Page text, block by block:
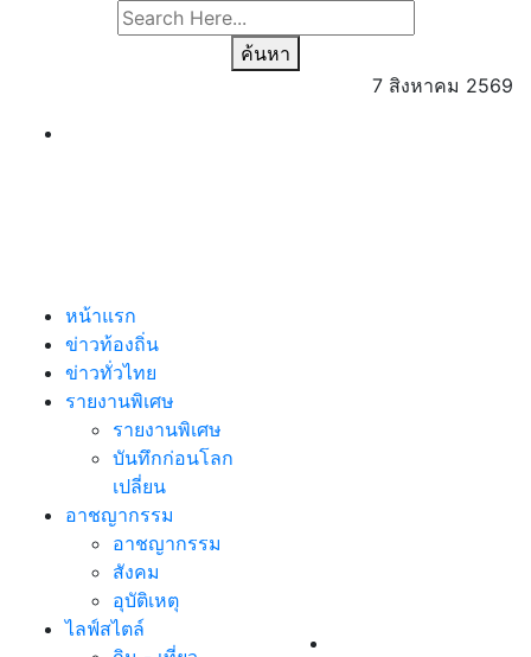
ค้นหา
7 สิงหาคม 2569
หน้าแรก
ข่าวท้องถิ่น
ข่าวทั่วไทย
รายงานพิเศษ
รายงานพิเศษ
บันทึกก่อนโลก
เปลี่ยน
อาชญากรรม
อาชญากรรม
สังคม
อุบัติเหตุ
ไลฟ์สไตล์